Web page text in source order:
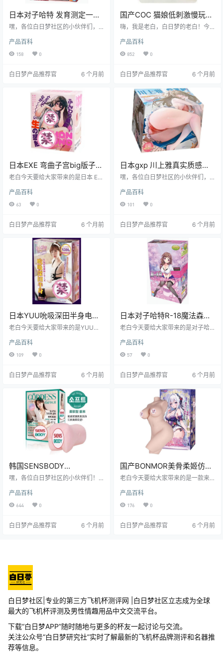
日本对子哈特 发育测定一代
超大号飞机杯测评报告
嘿，各位白日梦社区的小伙伴们，
自德国的飞机杯——对子哈特发育
测定一代超大号。这款飞机杯号称
老白一起往下看，咱们好好唠唠。
产品百科
158 0
白日梦产品推荐官 6 个月前
国产COC 猫娘低刺激慢玩型
飞机杯测评报告
嗨，我是老白，白日梦的老白！今
可是专为新手设计的慢玩型飞机
杯，凭借其“低刺激、慢玩”的特点，
产品百科
852 0
白日梦产品推荐官 6 个月前
日本EXE 弯曲子宫big版子宫
特化慢玩飞机杯测评报告
老白今天要给大家带来的是日本 EX
评报告。这款杯子以其独特的设计
和出色的体验，吸引了众多玩家的
产品百科
63 0
白日梦产品推荐官 6 个月前
日本gxp 川上雅真实质感飞
机杯测评报告
嘿，各位白日梦社区的小伙伴们，
日本gxp品牌的川上雅飞机杯。这玩
意儿可是让我眼前一亮，我从各个
产品百科
101 0
白日梦产品推荐官 6 个月前
日本YUU吮吸深田半身电动
功能丰富仿真度高飞机杯测
老白今天要给大家带来的是YUU品
这款产品凭借其独特的电动吮吸功
能和高度仿真的外观设计，成为了
款产品的各项特点和使用体验吧。
产品百科
109 0
白日梦产品推荐官 6 个月前
日本对子哈特R-18魔法森林
少女榨汁自慰神器飞机杯测
老白今天要给大家带来的是对子哈
以其独特的设计和出色的体验，受
到了不少用户的喜爱。接下来，就
产品百科
57 0
白日梦产品推荐官 6 个月前
韩国SENSBODY
KangYeon-jin逼真倒模柔软
告
嘿，各位白日梦社区的小伙伴们！
ODY家的KangYeon-jin飞机杯。这
款产品号称是“朝鲜女二代”，在圈内
可是引起了不小的轰动。作为一名
唠唠这款飞机杯到底怎么样，值不
产品百科
644 0
白日梦产品推荐官 6 个月前
国产BONMOR美骨柔姬仿真
骨骼二次元大半身飞机杯测
老白今天要给大家带来的是一款来
姬。这款产品以其独特的仿真骨骼
设计和二次元风格，吸引了众多爱
好者。接下来，我就从多个角度为
产品百科
176 0
白日梦产品推荐官 6 个月前
白日梦社区|专业的第三方飞机杯测评网 |白日梦社区立志成为全球
最大的飞机杯评测及男性情趣用品中文交流平台。
下载“白日梦APP”随时随地与更多的杯友一起讨论与交流。
关注公众号“白日梦研究社”实时了解最新的飞机杯品牌测评和名器推
荐等信息。